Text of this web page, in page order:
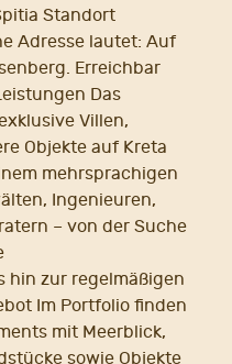
Standort
Adresse lautet: Auf
Erreichbar
Das
Villen,
Objekte auf Kreta
mehrsprachigen
Ingenieuren,
– von der Suche
hin zur regelmäßigen
Im Portfolio finden
mit Meerblick,
sowie Objekte